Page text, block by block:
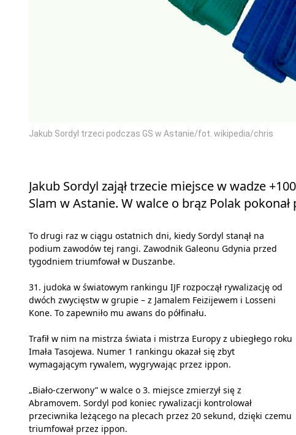
Jakub Sordyl trzeci podczas GS w Astanie/fot. wikipedia/chris
Jakub Sordyl zajął trzecie miejsce w wadze
Slam w Astanie. W walce o brąz Polak
To drugi raz w ciągu ostatnich dni, kiedy Sordyl stanął na
podium zawodów tej rangi. Zawodnik Galeonu Gdynia przed
tygodniem triumfował w Duszanbe.
31. judoka w światowym rankingu IJF rozpoczął rywalizację od
dwóch zwycięstw w grupie – z Jamalem Feizijewem i Losseni
Kone. To zapewniło mu awans do półfinału.
Trafił w nim na mistrza świata i mistrza Europy z ubiegłego roku
Imała Tasojewa. Numer 1 rankingu okazał się zbyt
wymagającym rywalem, wygrywając przez ippon.
„Biało-czerwony” w walce o 3. miejsce zmierzył się z
Abramovem. Sordyl pod koniec rywalizacji kontrolował
przeciwnika leżącego na plecach przez 20 sekund, dzięki czemu
triumfował przez ippon.